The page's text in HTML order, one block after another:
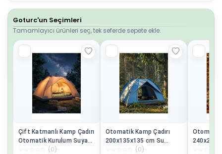
Goturc'un Seçimleri
Tamamlayıcı ürünleri seç, tek seferde sepete ekle.
Çift Katmanlı Kamp Çadırı
Otomatik Kurulum Suya
Dayanıklı Outdoor Çadır -
(0)
Otomatik Kamp Çadırı
200x135x135 cm Su
Geçirmez Kolay Kurulum
(0)
Otomatik